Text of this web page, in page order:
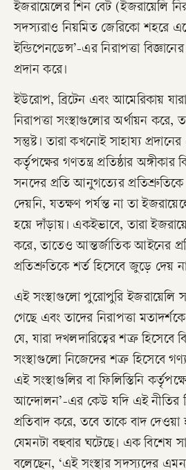
ইজরায়েলের শিন বেট (ইজরায়েলি
সদস্যরাও নিয়মিত জেরিকো শহরে
ইন্ডিপেনডেন্স’-এর নিরাপত্তা
প্রদান করে।
ইউরোপ, ব্রিটেন এবং আমেরিকায় যারা
নিরাপত্তা সংস্থাগুলোর অর্থায়ন
সন্তুষ্ট। তারা কখনোই সাহায্য প্রদানের
কর্তৃপক্ষের গণতন্ত্র প্রতিষ্ঠার অঙ্গীকার
সনদের প্রতি আনুগত্যের
দেয়নি, যতক্ষণ পর্যন্ত না তা
হয়ে দাঁড়ায়। একইভাবে, তারা
করে, তাতেও আন্তর্জাতিক আইনের
প্রতিশ্রুতিকে শর্ত হিসেবে জুড়ে দেয়
এই সংস্থাগুলো পুরোপুরি ইজরায়েলি
গেছে এবং তাদের নিরাপত্তা
যে, যারা দখলদারিত্বের শত্রু
সংস্থাগুলো নিজেদের শত্রু হিসেবে
এই সংস্থাগুলির বা ফিলিস্তিনি
আন্দোলন’-এর কেউ যদি এই নীতির
প্রতিবাদ করে, তবে তাকে বাদ
যেমনটা বহুবার ঘটেছে। এক বিশেষ
বলেছেন, ‘এই সংস্থার সদস্যদের